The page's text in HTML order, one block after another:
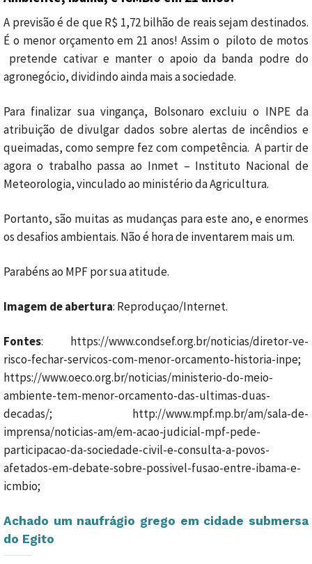
A previsão é de que R$ 1,72 bilhão de reais sejam destinados.
É o menor orçamento em 21 anos! Assim o piloto de motos
pretende cativar e manter o apoio da banda podre do
agronegócio, dividindo ainda mais a sociedade.
Para finalizar sua vingança, Bolsonaro excluiu o INPE da
atribuição de divulgar dados sobre alertas de incêndios e
queimadas, como sempre fez com competência. A partir de
agora o trabalho passa ao Inmet – Instituto Nacional de
Meteorologia, vinculado ao ministério da Agricultura.
Portanto, são muitas as mudanças para este ano, e enormes
os desafios ambientais. Não é hora de inventarem mais um.
Parabéns ao MPF por sua atitude.
Imagem de abertura: Reproduçao/Internet.
Fontes: https://www.condsef.org.br/noticias/diretor-ve-
risco-fechar-servicos-com-menor-orcamento-historia-inpe;
https://www.oeco.org.br/noticias/ministerio-do-meio-
ambiente-tem-menor-orcamento-das-ultimas-duas-
decadas/; http://www.mpf.mp.br/am/sala-de-
imprensa/noticias-am/em-acao-judicial-mpf-pede-
participacao-da-sociedade-civil-e-consulta-a-povos-
afetados-em-debate-sobre-possivel-fusao-entre-ibama-e-
icmbio;
Achado um naufrágio grego em cidade submersa
do Egito